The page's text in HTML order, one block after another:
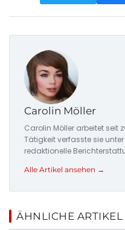
Carolin Möller
Carolin Möller arbeitet seit
Tätigkeit verfasste sie
redaktionelle
Alle Artikel ansehen →
ÄHNLICHE ARTIKEL